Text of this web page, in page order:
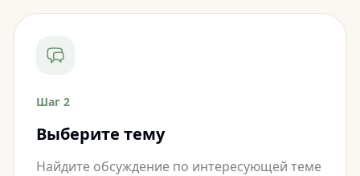
Шаг 2
Выберите тему
Найдите обсуждение по интересующей теме